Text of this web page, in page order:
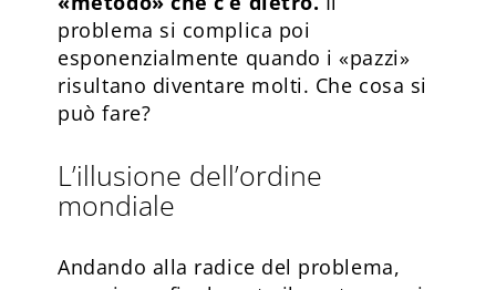
problema si complica poi
esponenzialmente quando i «pazzi»
risultano diventare molti. Che cosa si
può fare?
L’illusione dell’ordine
mondiale
Andando alla radice del problema,